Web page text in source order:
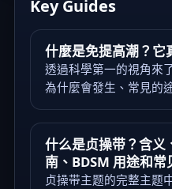
Key Guides
什麼是免提高潮？它
透過科學第一的視角來
為什麼會發生、常見的
什么是贞操带？含义
南、BDSM 用途和常
贞操带主题的完整主题